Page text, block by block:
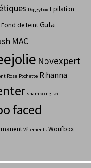
Doggybox Epilation
Fond de teintGula
MAC
Novexpert
Rose Pochette Rihanna
shampoing sec
faced
Vêtements Woufbox